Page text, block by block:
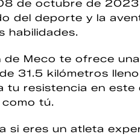
de octubre de 2023
del deporte y la
habilidades.
de Meco te ofrece
31.5 kilómetros
tu resistencia en
tú.
si eres un atleta